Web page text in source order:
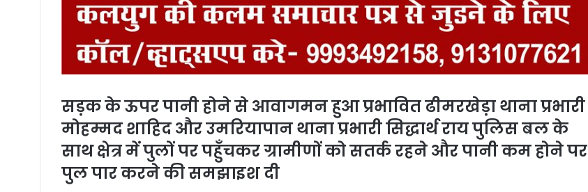
n
e
m
a
i
सड़क के ऊपर पानी होने से आवागमन हुआ प्रभावित ढीमरखेड़ा थाना प्रभारी
मोहम्मद शाहिद और उमरियापान थाना प्रभारी सिद्धार्थ राय पुलिस बल के
साथ क्षेत्र में पुलों पर पहुँचकर ग्रामीणों को सतर्क रहने और पानी कम होने पर
पुल पार करने की समझाइश दी